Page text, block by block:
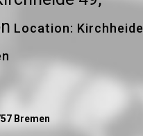
Location: Kirchheide
Bremen